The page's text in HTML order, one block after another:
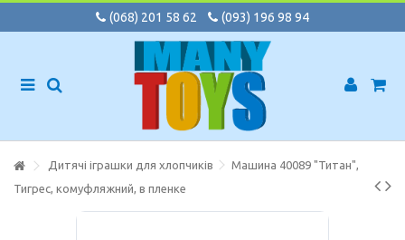
(068) 201 58 62 (093) 196 98 94
Дитячі іграшки для хлопчиків
Машина 40089 "Титан",
Тигрес, комуфляжний, в пленке